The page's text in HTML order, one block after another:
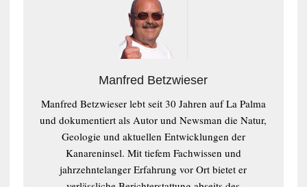
Manfred Betzwieser
Manfred Betzwieser lebt seit 30 Jahren auf La Palma
und dokumentiert als Autor und Newsman die Natur,
Geologie und aktuellen Entwicklungen der
Kanareninsel. Mit tiefem Fachwissen und
jahrzehntelanger Erfahrung vor Ort bietet er